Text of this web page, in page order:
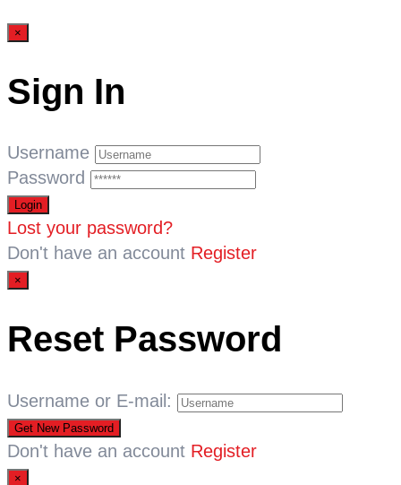
×
Sign In
Username
Password
Lost your password?
Don't have an account Register
×
Reset Password
Username or E-mail:
Don't have an account Register
×